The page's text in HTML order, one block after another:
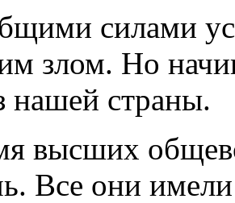
силами
злом. Но
нашей страны.
высших
Все они